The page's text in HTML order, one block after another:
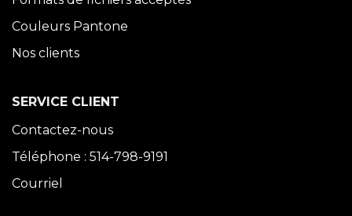
Couleurs Pantone
Nos clients
SERVICE CLIENT
Contactez-nous
Téléphone : 514-798-9191
Courriel